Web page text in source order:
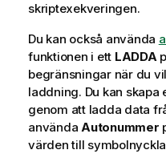
skriptexekveringen.
Du kan också använda
funktionen i ett LADDA
begränsningar när du
laddning. Du kan
genom att ladda data
använda Autonummer
värden till